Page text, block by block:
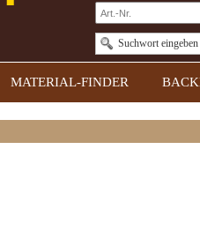
Suchwort eingeben
MATERIAL-FINDER